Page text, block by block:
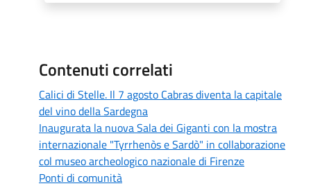
Contenuti correlati
Calici di Stelle. Il 7 agosto Cabras diventa la capitale
del vino della Sardegna
Inaugurata la nuova Sala dei Giganti con la mostra
internazionale "Tyrrhenòs e Sardò" in collaborazione
col museo archeologico nazionale di Firenze
Ponti di comunità